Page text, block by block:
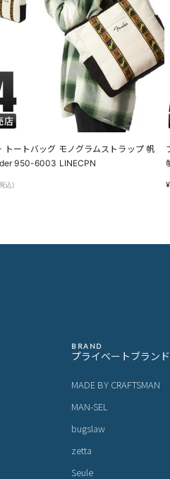
トートバッグ モノグラムストラップ 帆
950-6003 LINECPN
込) ¥
BRAND
プライベートブランド
MADE BY CRAFTSMAN
MAN-SEL
bugslaw
zetta
Seule